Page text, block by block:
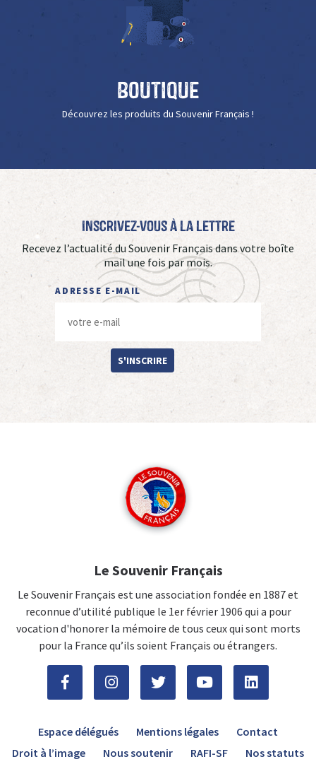
Boutique
Découvrez les produits du Souvenir Français !
Inscrivez-vous à La Lettre
Recevez l’actualité du Souvenir Français dans votre boîte
mail une fois par mois.
ADRESSE E-MAIL
S'INSCRIRE
Le Souvenir Français
Le Souvenir Français est une association fondée en 1887 et
reconnue d’utilité publique le 1er février 1906 qui a pour
vocation d'honorer la mémoire de tous ceux qui sont morts
pour la France qu’ils soient Français ou étrangers.
Espace délégués Mentions légales
Contact
Droit à l’image
Nous soutenir RAFI-SF Nos statuts